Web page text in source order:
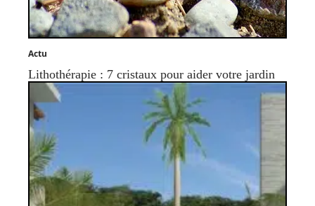
Actu
Lithothérapie : 7 cristaux pour aider votre jardin